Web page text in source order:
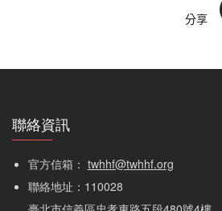
分享
聯絡資訊
官方信箱： twhhf@twhhf.org
聯絡地址：110028